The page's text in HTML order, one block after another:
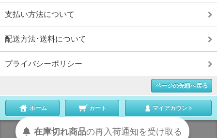
支払い方法について
配送方法･送料について
プライバシーポリシー
ページの先頭へ戻る
ホーム カート マイアカウント
表示切替 :スマートフォン|PC版
在庫切れ商品の再入荷通知を受け取る